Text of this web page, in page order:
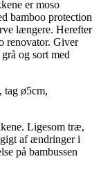
er moso
bamboo protection
længere. Herefter
renovator. Giver
og sort med
tag ø5cm,
Ligesom træ,
af ændringer i
på bambussen